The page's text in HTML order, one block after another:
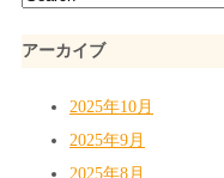
アーカイブ
2025年10月
2025年9月
2025年8月